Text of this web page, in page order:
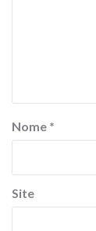
Nome *
Site